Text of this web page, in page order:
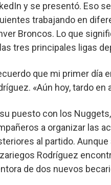
y se presentó. Eso
trabajando en
Broncos. Lo que
tres principales ligas
que mi primer día
«Aún hoy, tardo en
puesto con los
a organizar las
al partido.
Rodríguez
de dos nuevos